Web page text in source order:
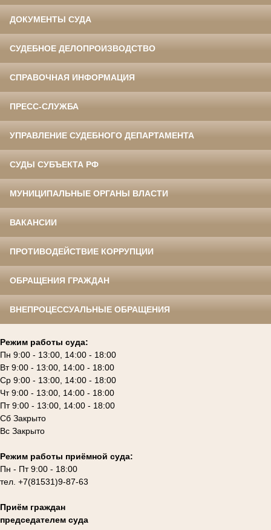
ДОКУМЕНТЫ СУДА
СУДЕБНОЕ ДЕЛОПРОИЗВОДСТВО
СПРАВОЧНАЯ ИНФОРМАЦИЯ
ПРЕСС-СЛУЖБА
УПРАВЛЕНИЕ СУДЕБНОГО ДЕПАРТАМЕНТА
СУДЫ СУБЪЕКТА РФ
МУНИЦИПАЛЬНЫЕ ОРГАНЫ ВЛАСТИ
ВАКАНСИИ
ПРОТИВОДЕЙСТВИЕ КОРРУПЦИИ
ОБРАЩЕНИЯ ГРАЖДАН
ВНЕПРОЦЕССУАЛЬНЫЕ ОБРАЩЕНИЯ
Режим работы суда:
Пн 9:00 - 13:00, 14:00 - 18:00
Вт 9:00 - 13:00, 14:00 - 18:00
Ср 9:00 - 13:00, 14:00 - 18:00
Чт 9:00 - 13:00, 14:00 - 18:00
Пт 9:00 - 13:00, 14:00 - 18:00
Сб Закрыто
Вс Закрыто
Режим работы приёмной суда:
Пн - Пт 9:00 - 18:00
тел. +7(81531)9-87-63
Приём граждан
председателем суда